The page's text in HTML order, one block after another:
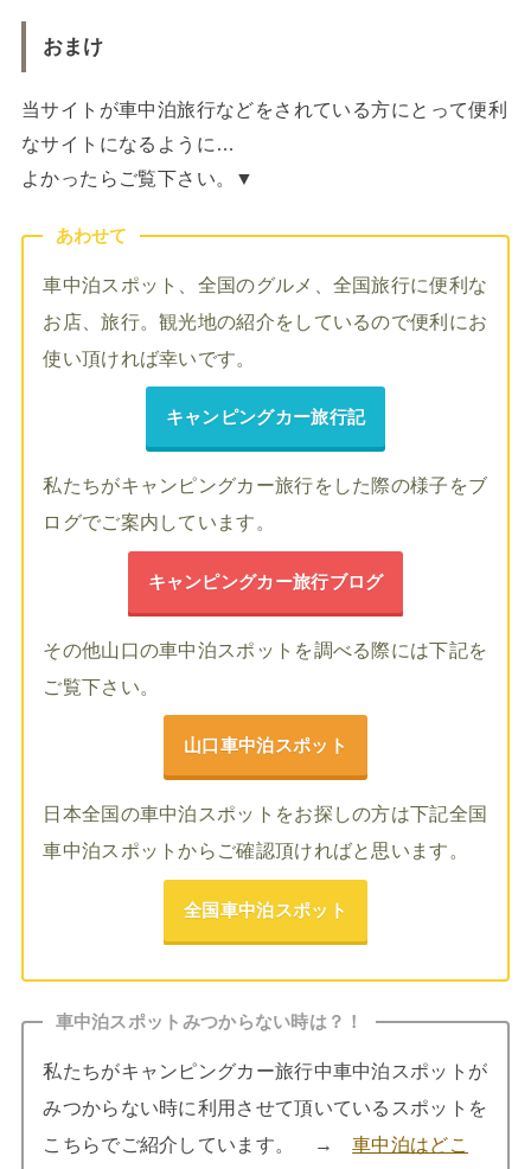
おまけ
当サイトが車中泊旅行などをされている方にとって便利
なサイトになるように…
よかったらご覧下さい。▼
あわせて
車中泊スポット、全国のグルメ、全国旅行に便利な
お店、旅行。観光地の紹介をしているので便利にお
使い頂ければ幸いです。
キャンピングカー旅行記
私たちがキャンピングカー旅行をした際の様子をブ
ログでご案内しています。
キャンピングカー旅行ブログ
その他山口の車中泊スポットを調べる際には下記を
ご覧下さい。
山口車中泊スポット
日本全国の車中泊スポットをお探しの方は下記全国
車中泊スポットからご確認頂ければと思います。
全国車中泊スポット
車中泊スポットみつからない時は？！
私たちがキャンピングカー旅行中車中泊スポットが
みつからない時に利用させて頂いているスポットを
こちらでご紹介しています。 →車中泊はどこ